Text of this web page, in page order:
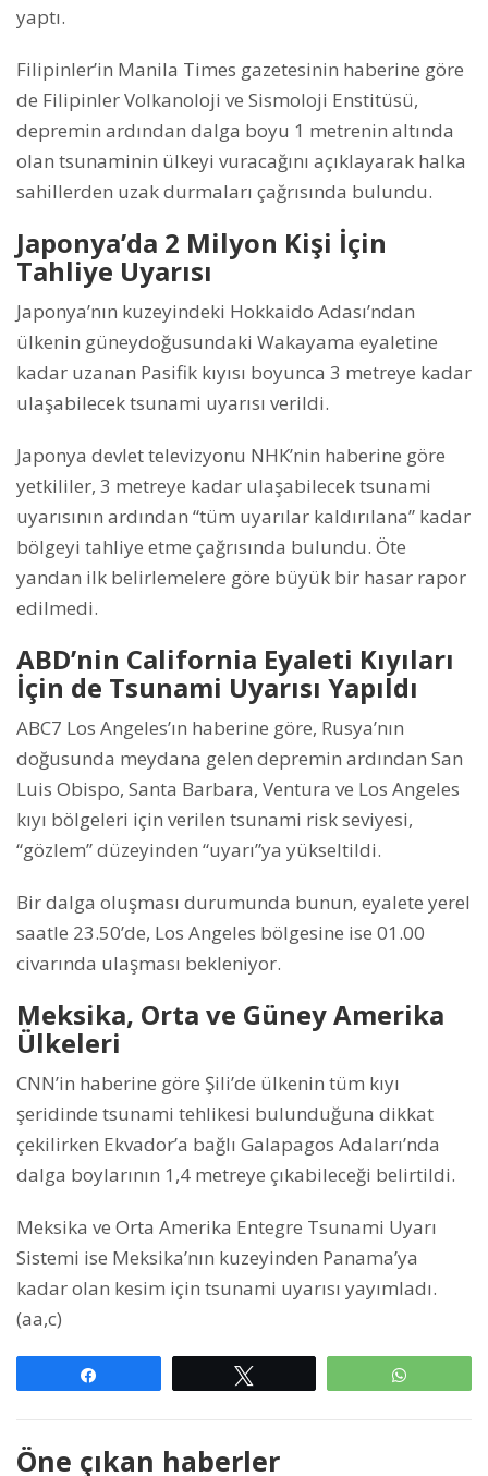
yaptı.
Filipinler’in Manila Times gazetesinin haberine göre
de Filipinler Volkanoloji ve Sismoloji Enstitüsü,
depremin ardından dalga boyu 1 metrenin altında
olan tsunaminin ülkeyi vuracağını açıklayarak halka
sahillerden uzak durmaları çağrısında bulundu.
Japonya’da 2 Milyon Kişi İçin
Tahliye Uyarısı
Japonya’nın kuzeyindeki Hokkaido Adası’ndan
ülkenin güneydoğusundaki Wakayama eyaletine
kadar uzanan Pasifik kıyısı boyunca 3 metreye kadar
ulaşabilecek tsunami uyarısı verildi.
Japonya devlet televizyonu NHK’nin haberine göre
yetkililer, 3 metreye kadar ulaşabilecek tsunami
uyarısının ardından “tüm uyarılar kaldırılana” kadar
bölgeyi tahliye etme çağrısında bulundu. Öte
yandan ilk belirlemelere göre büyük bir hasar rapor
edilmedi.
ABD’nin California Eyaleti Kıyıları
İçin de Tsunami Uyarısı Yapıldı
ABC7 Los Angeles’ın haberine göre, Rusya’nın
doğusunda meydana gelen depremin ardından San
Luis Obispo, Santa Barbara, Ventura ve Los Angeles
kıyı bölgeleri için verilen tsunami risk seviyesi,
“gözlem” düzeyinden “uyarı”ya yükseltildi.
Bir dalga oluşması durumunda bunun, eyalete yerel
saatle 23.50’de, Los Angeles bölgesine ise 01.00
civarında ulaşması bekleniyor.
Meksika, Orta ve Güney Amerika
Ülkeleri
CNN’in haberine göre Şili’de ülkenin tüm kıyı
şeridinde tsunami tehlikesi bulunduğuna dikkat
çekilirken Ekvador’a bağlı Galapagos Adaları’nda
dalga boylarının 1,4 metreye çıkabileceği belirtildi.
Meksika ve Orta Amerika Entegre Tsunami Uyarı
Sistemi ise Meksika’nın kuzeyinden Panama’ya
kadar olan kesim için tsunami uyarısı yayımladı.
(aa,c)
Öne çıkan haberler